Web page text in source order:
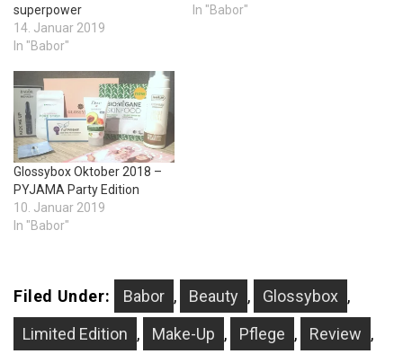
superpower
14. Januar 2019
In "Babor"
In "Babor"
Glossybox Oktober 2018 –
PYJAMA Party Edition
10. Januar 2019
In "Babor"
Filed Under: Babor , Beauty , Glossybox ,
Limited Edition , Make-Up , Pflege , Review ,